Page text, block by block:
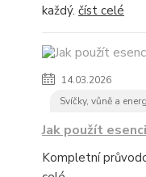
každý. číst celé
14.03.2026
Svíčky, vůně a
Jak použít
Kompletní